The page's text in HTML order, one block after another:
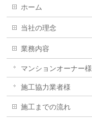
ホーム
当社の理念
業務内容
マンションオーナー様
施工協力業者様
施工までの流れ